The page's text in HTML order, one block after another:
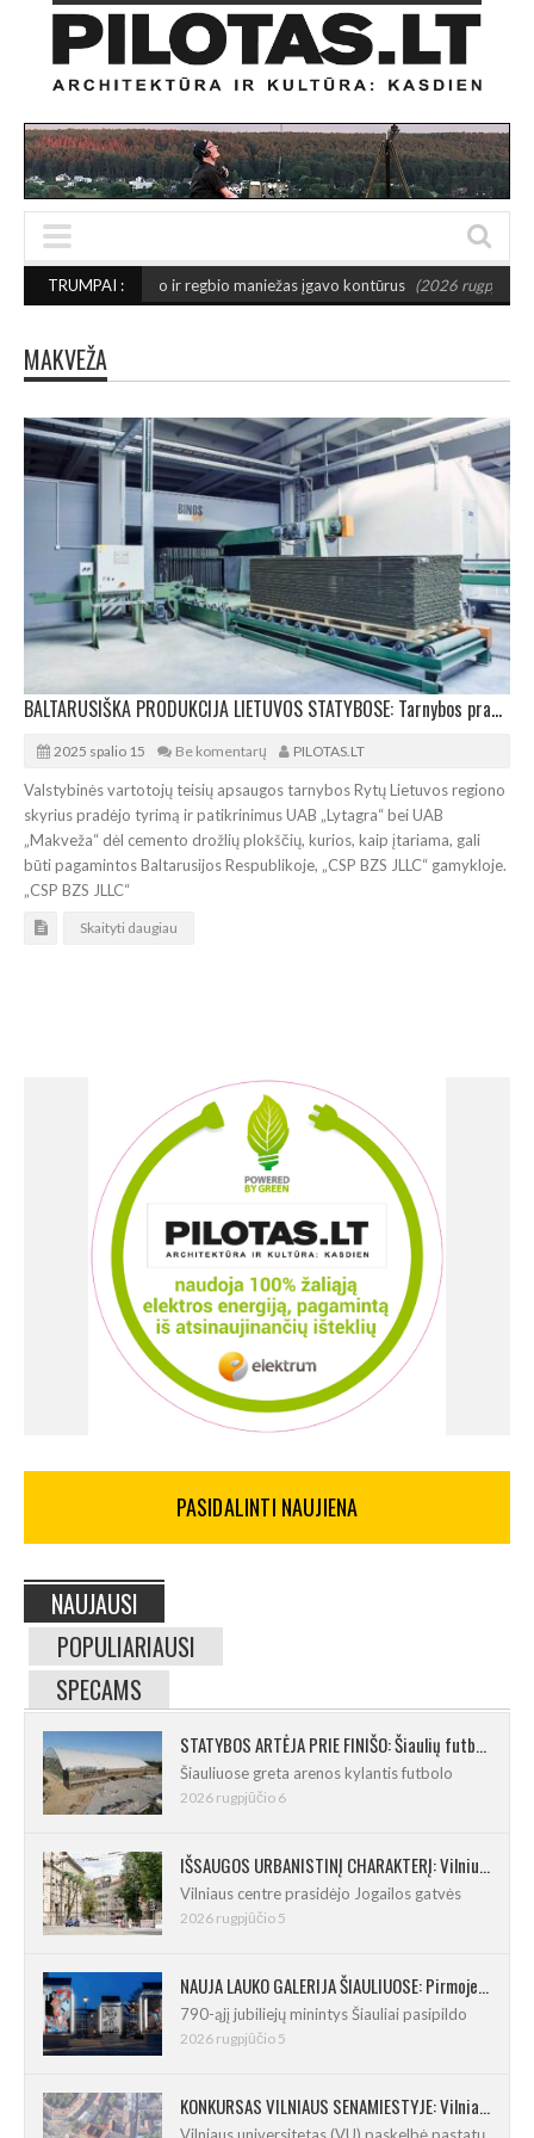
TRUMPAI :
Šiaulių futbolo ir regbio maniežas įgavo kontūrus (2026 rugpjūčio 6)
MAKVEŽA
BALTARUSIŠKA PRODUKCIJA LIETUVOS STATYBOSE: Tarnybos pradėjo cementinių plokščių patikrinimą
2025 spalio 15 Be komentarų PILOTAS.LT
Valstybinės vartotojų teisių apsaugos tarnybos Rytų Lietuvos regiono
skyrius pradėjo tyrimą ir patikrinimus UAB „Lytagra“ bei UAB
„Makveža“ dėl cemento drožlių plokščių, kurios, kaip įtariama, gali
būti pagamintos Baltarusijos Respublikoje, „CSP BZS JLLC“ gamykloje.
„CSP BZS JLLC“
Skaityti daugiau
PASIDALINTI NAUJIENA
NAUJAUSI
POPULIARIAUSI
SPECAMS
STATYBOS ARTĖJA PRIE FINIŠO: Šiaulių futbolo ir regbio maniežas įgavo kontūrus
Šiauliuose greta arenos kylantis futbolo
2026 rugpjūčio 6
IŠSAUGOS URBANISTINĮ CHARAKTERĮ: Vilniuje pradėtas Jogailos gatvės remontas
Vilniaus centre prasidėjo Jogailos gatvės
2026 rugpjūčio 5
NAUJA LAUKO GALERIJA ŠIAULIUOSE: Pirmoje ekspozicijoje – Eduardo Juchnevičiaus kūryba
790-ąjį jubiliejų minintys Šiauliai pasipildo
2026 rugpjūčio 5
KONKURSAS VILNIAUS SENAMIESTYJE: Vilniaus universitetui reikia pedagogų rengimo centro